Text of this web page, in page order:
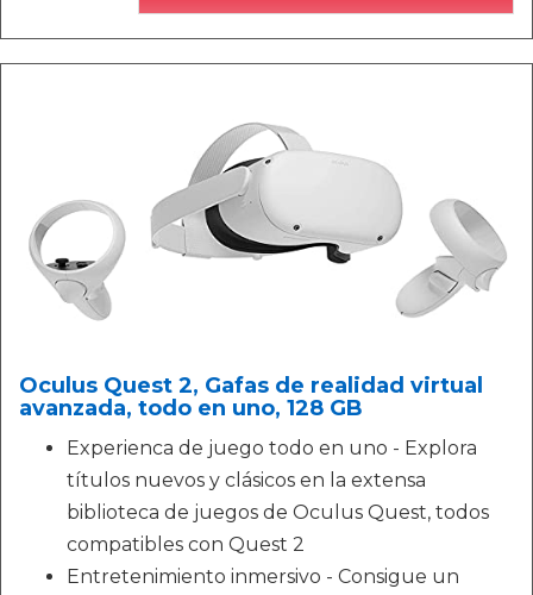
Oculus Quest 2, Gafas de realidad virtual
avanzada, todo en uno, 128 GB
Experienca de juego todo en uno - Explora
títulos nuevos y clásicos en la extensa
biblioteca de juegos de Oculus Quest, todos
compatibles con Quest 2
Entretenimiento inmersivo - Consigue un